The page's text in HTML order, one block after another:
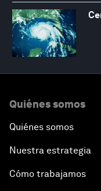
Quiénes somos
Quiénes somos
Nuestra estrategia
Cómo trabajamos